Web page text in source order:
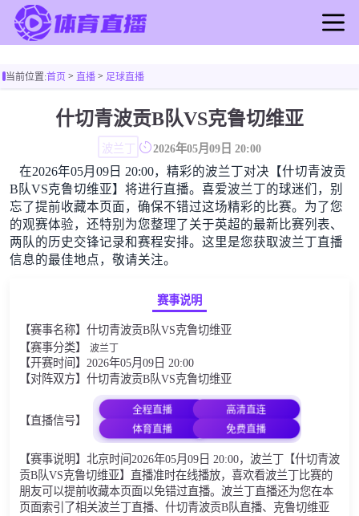
足球直播
篮球直播
足球录像
足球新闻
篮球新闻
当前位置:首页> 直播> 足球直播
什切青波贡B队VS克鲁切维亚
波兰丁 2026年05月09日 20:00
在2026年05月09日 20:00，精彩的波兰丁对决【什切青波贡
B队VS克鲁切维亚】将进行直播。喜爱波兰丁的球迷们，别
忘了提前收藏本页面，确保不错过这场精彩的比赛。为了您
的观赛体验，还特别为您整理了关于英超的最新比赛列表、
两队的历史交锋记录和赛程安排。这里是您获取波兰丁直播
信息的最佳地点，敬请关注。
赛事说明
【赛事名称】什切青波贡B队VS克鲁切维亚
【赛事分类】 波兰丁
【开赛时间】2026年05月09日 20:00
【对阵双方】什切青波贡B队VS克鲁切维亚
【直播信号】
全程直播
高清直连
体育直播
免费直播
【赛事说明】北京时间2026年05月09日 20:00，波兰丁【什切青波
贡B队VS克鲁切维亚】直播准时在线播放，喜欢看波兰丁比赛的
朋友可以提前收藏本页面以免错过直播。波兰丁直播还为您在本
页面索引了相关波兰丁直播、什切青波贡B队直播、克鲁切维亚